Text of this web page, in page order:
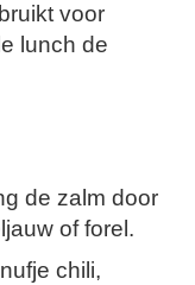
voor
lunch de
de zalm door
of forel.
chili,